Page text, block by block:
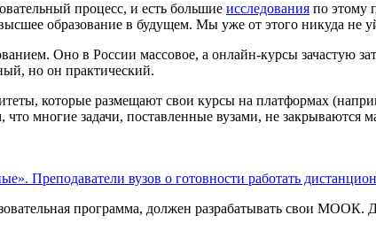
процесс, и есть большие исследования по этому
образование в будущем. Мы уже от этого никуда не
Оно в России массовое, а онлайн-курсы зачастую
но он практический.
которые размещают свои курсы на платформах
многие задачи, поставленные вузами, не закрываются
Преподаватели вузов о готовности работать
программа, должен разрабатывать свои МООК.